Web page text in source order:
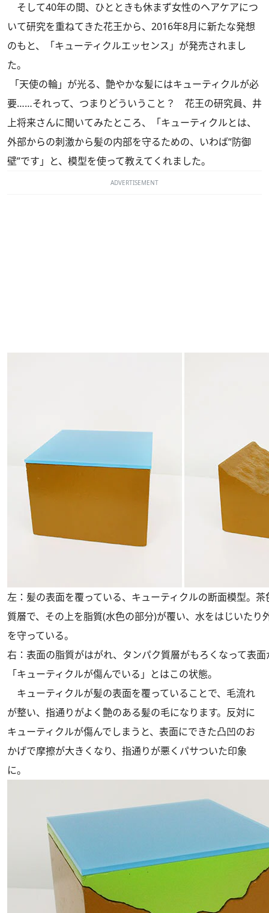
そして40年の間、ひとときも休まず女性のヘアケアにつ
いて研究を重ねてきた花王から、2016年8月に新たな発想
のもと、「キューティクルエッセンス」が発売されまし
た。
「天使の輪」が光る、艶やかな髪にはキューティクルが必
要……それって、つまりどういうこと？ 花王の研究員、井
上将来さんに聞いてみたところ、「キューティクルとは、
外部からの刺激から髪の内部を守るための、いわば“防御
壁”です」と、模型を使って教えてくれました。
ADVERTISEMENT
左：髪の表面を覆っている、キューティクルの断面模型。
質層で、その上を脂質(水色の部分)が覆い、水をはじいたり
を守っている。
右：表面の脂質がはがれ、タンパク質層がもろくなって表
「キューティクルが傷んでいる」とはこの状態。
キューティクルが髪の表面を覆っていることで、毛流れ
が整い、指通りがよく艶のある髪の毛になります。反対に
キューティクルが傷んでしまうと、表面にできた凸凹のお
かげで摩擦が大きくなり、指通りが悪くパサついた印象
に。